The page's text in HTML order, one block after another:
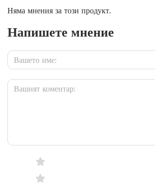
Няма мнения за този продукт.
Напишете мнение